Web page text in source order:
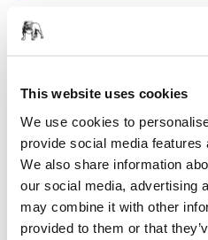
This website uses cookies
We use cookies to
provide social media features
We also share information
our social media, advertising
may combine it with other
provided to them or that
Hitta en återförsäljare
Leverans inom Finland
Snabb leverans
Fri frakt över 49.90€
Säker kortbetalning
Uppföljning av